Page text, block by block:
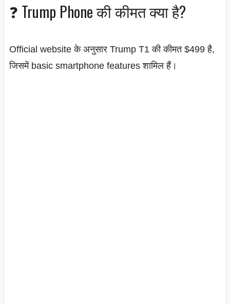
❓ Trump Phone की कीमत क्या है?
Official website के अनुसार Trump T1 की कीमत $499 है,
जिसमें basic smartphone features शामिल हैं।